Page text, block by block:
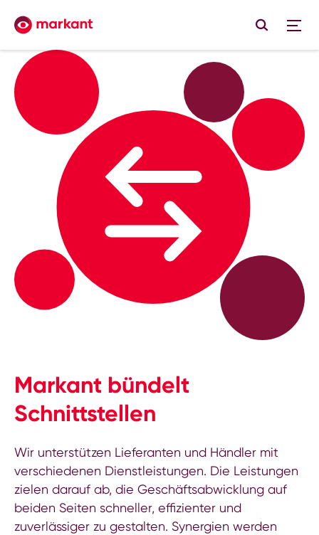
Markant bündelt
Schnittstellen
Wir unterstützen Lieferanten und Händler mit
verschiedenen Dienstleistungen. Die Leistungen
zielen darauf ab, die Geschäftsabwicklung auf
beiden Seiten schneller, effizienter und
zuverlässiger zu gestalten. Synergien werden